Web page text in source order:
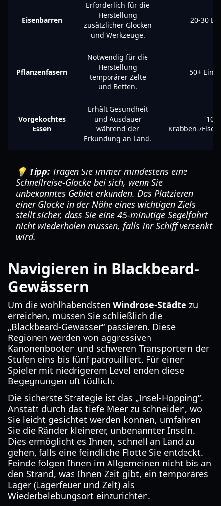
Eisenbarren
Erforderlich für die
Herstellung
zusätzlicher Glocken
und Werkzeuge.
20-30
Pflanzenfasern
Notwendig für die
Herstellung
temporärer Zelte
und Betten.
50+
Vorgekochtes
Essen
Erhält Gesundheit
und Ausdauer
während der
Erkundung an Land.
10+
Krabben-/
💡 Tipp: Tragen Sie immer mindestens eine
Schnellreise-Glocke bei sich, wenn Sie
unbekanntes Gebiet erkunden. Das Platzieren
einer Glocke in der Nähe eines wichtigen Ziels
stellt sicher, dass Sie eine 45-minütige Segelfahrt
nicht wiederholen müssen, falls Ihr Schiff versenkt
wird.
Navigieren in Blackbeard-
Gewässern
Um die wohlhabendsten Windrose-Städte zu
erreichen, müssen Sie schließlich die
„Blackbeard-Gewässer“ passieren. Diese
Regionen werden von aggressiven
Kanonenbooten und schweren Transportern der
Stufen eins bis fünf patrouilliert. Für einen
Spieler mit niedrigerem Level enden diese
Begegnungen oft tödlich.
Die sicherste Strategie ist das „Insel-Hopping“.
Anstatt durch das tiefe Meer zu schneiden, wo
Sie leicht gesichtet werden können, umfahren
Sie die Ränder kleinerer, unbenannter Inseln.
Dies ermöglicht es Ihnen, schnell an Land zu
gehen, falls eine feindliche Flotte Sie entdeckt.
Feinde folgen Ihnen im Allgemeinen nicht bis an
den Strand, was Ihnen Zeit gibt, ein temporäres
Lager (Lagerfeuer und Zelt) als
Wiederbelebungsort einzurichten.